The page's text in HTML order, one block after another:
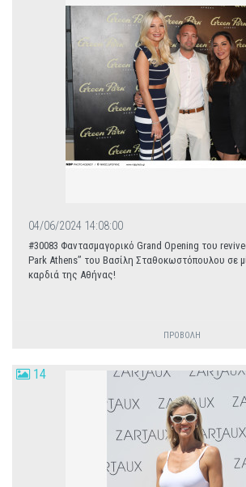
04/06/2024 14:08:00
#30083 Φαντασμαγορικό Grand Opening του
Park Athens’’ του Βασίλη Σταθοκωστόπουλου σε
καρδιά της Αθήνας!
ΠΡΟΒΟΛΗ
14